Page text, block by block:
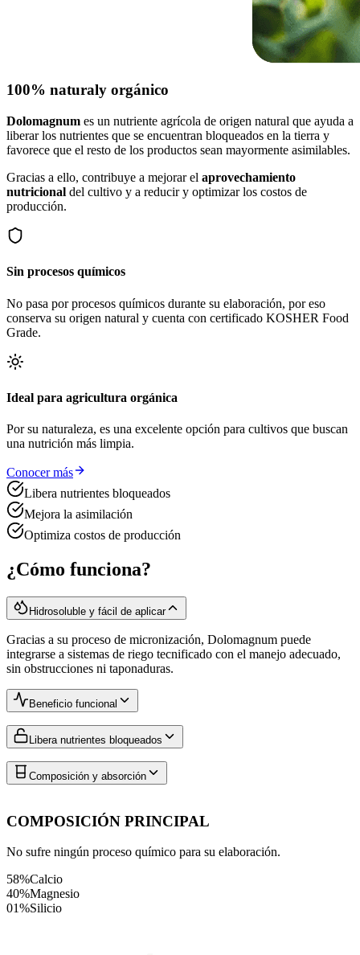
100% naturaly orgánico
Dolomagnum es un nutriente agrícola de origen natural que ayuda a
liberar los nutrientes que se encuentran bloqueados en la tierra y
favorece que el resto de los productos sean mayormente asimilables.
Gracias a ello, contribuye a mejorar el aprovechamiento
nutricional del cultivo y a reducir y optimizar los costos de
producción.
Sin procesos químicos
No pasa por procesos químicos durante su elaboración, por eso
conserva su origen natural y cuenta con certificado KOSHER Food
Grade.
Ideal para agricultura orgánica
Por su naturaleza, es una excelente opción para cultivos que buscan
una nutrición más limpia.
Conocer más
Libera nutrientes bloqueados
Mejora la asimilación
Optimiza costos de producción
¿Cómo funciona?
Hidrosoluble y fácil de aplicar
Gracias a su proceso de micronización, Dolomagnum puede
integrarse a sistemas de riego tecnificado con el manejo adecuado,
sin obstrucciones ni taponaduras.
Beneficio funcional
Libera nutrientes bloqueados
Composición y absorción
COMPOSICIÓN PRINCIPAL
No sufre ningún proceso químico para su elaboración.
58%Calcio
40%Magnesio
01%Silicio